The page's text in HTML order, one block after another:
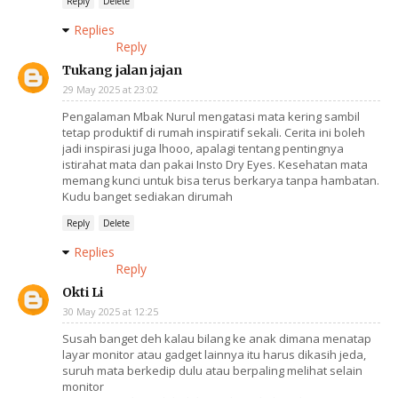
Replies
Reply
Tukang jalan jajan
29 May 2025 at 23:02
Pengalaman Mbak Nurul mengatasi mata kering sambil
tetap produktif di rumah inspiratif sekali. Cerita ini boleh
jadi inspirasi juga lhooo, apalagi tentang pentingnya
istirahat mata dan pakai Insto Dry Eyes. Kesehatan mata
memang kunci untuk bisa terus berkarya tanpa hambatan.
Kudu banget sediakan dirumah
Reply Delete
Replies
Reply
Okti Li
30 May 2025 at 12:25
Susah banget deh kalau bilang ke anak dimana menatap
layar monitor atau gadget lainnya itu harus dikasih jeda,
suruh mata berkedip dulu atau berpaling melihat selain
monitor